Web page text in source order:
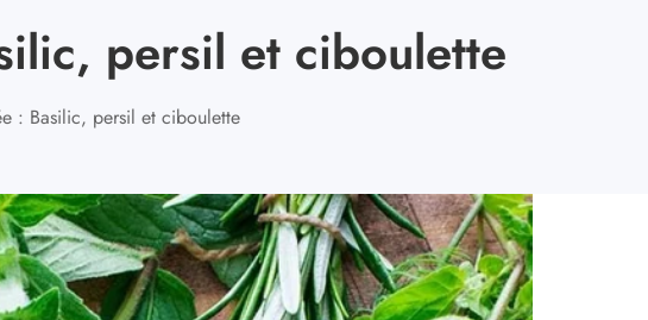
persil et ciboulette
: Basilic, persil et ciboulette